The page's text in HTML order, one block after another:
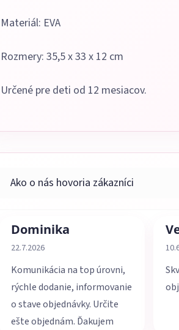
Materiál: EVA
Rozmery: 35,5 x 33 x 12 cm
Určené pre deti od 12 mesiacov.
Dominika
Hodnotenie obchodu je 5 z 5 hviezdičiek.
22.7.2026
Komunikácia na top úrovni,
rýchle dodanie, informovanie
o stave objednávky. Určite
ešte objednám. Ďakujem